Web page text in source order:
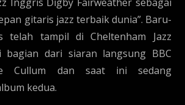
gitaris jazz terbaik dunia”. Baru-
telah tampil di Cheltenham Jazz
bagian dari siaran langsung BBC
Cullum dan saat ini sedang
kedua.